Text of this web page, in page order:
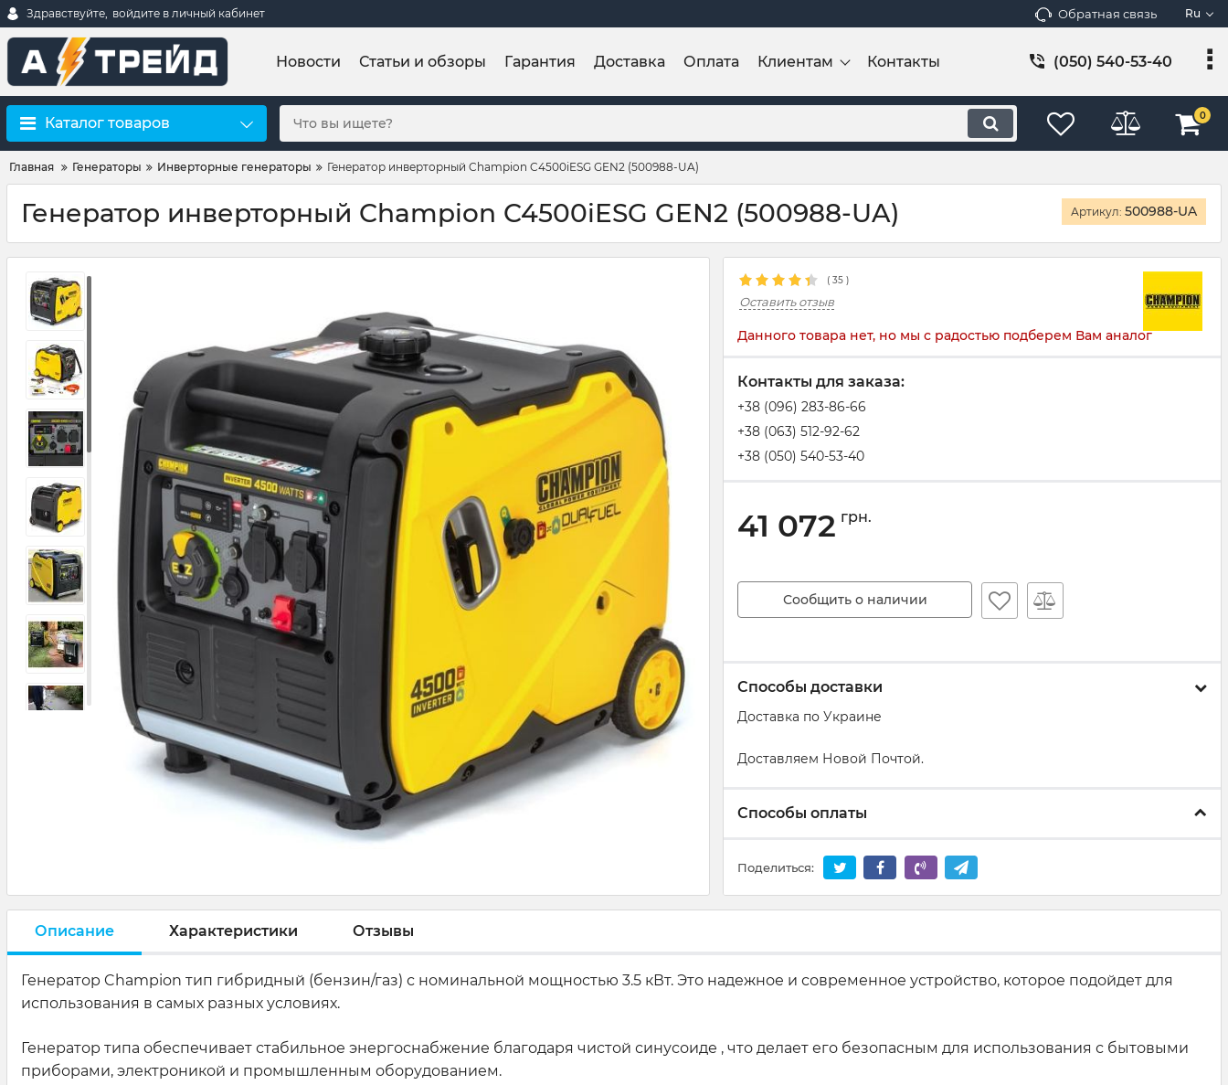
Здравствуйте, войдите в личный кабинет Обратная связь Ru
Новости Статьи и обзоры Гарантия Доставка Оплата Клиентам Контакты (050) 540-53-40
Каталог товаров 0
Главная Генераторы Инверторные генераторы Генератор инверторный Champion C4500iESG GEN2 (500988-UA)
Генератор инверторный Champion C4500iESG GEN2 (500988-UA) Артикул: 500988-UA
( 35 )
Оставить отзыв
Данного товара нет, но мы с радостью подберем Вам аналог
Контакты для заказа:
+38 (096) 283-86-66
+38 (063) 512-92-62
+38 (050) 540-53-40
41 072 грн.
Сообщить о наличии
Способы доставки
Доставка по Украине
Доставляем Новой Почтой.
Способы оплаты
Поделиться:
Описание Характеристики Отзывы
Генератор Champion тип гибридный (бензин/газ) с номинальной мощностью 3.5 кВт. Это надежное и современное устройство, которое подойдет для
использования в самых разных условиях.
Генератор типа обеспечивает стабильное энергоснабжение благодаря чистой синусоиде , что делает его безопасным для использования с бытовыми
приборами, электроникой и промышленным оборудованием.